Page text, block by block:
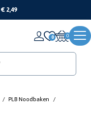
€ 2,49
0
/ PLB Noodbaken
/